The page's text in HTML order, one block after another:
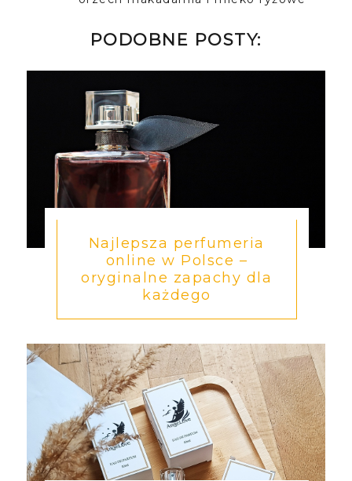
PODOBNE POSTY:
Najlepsza perfumeria
online w Polsce –
oryginalne zapachy dla
każdego